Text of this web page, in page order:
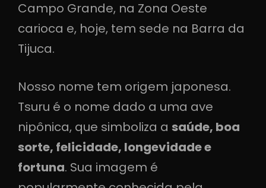
Campo Grande, na Zona Oeste
carioca e, hoje, tem sede na Barra da
Tijuca.
Nosso nome tem origem japonesa.
Tsuru é o nome dado a uma ave
nipônica, que simboliza a saúde, boa
sorte, felicidade, longevidade e
fortuna. Sua imagem é